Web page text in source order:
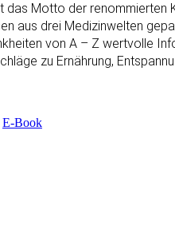
Motto der renommierten
aus drei Medizinwelten
von A – Z wertvolle
zu Ernährung,
E-Book